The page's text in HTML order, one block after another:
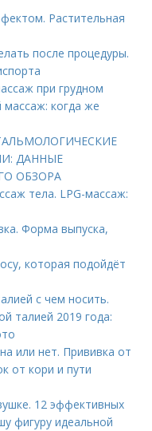
Растительная
после процедуры.
при грудном
массаж: когда же
ДАННЫЕ
ОБЗОРА
тела. LPG-массаж:
Форма выпуска,
которая подойдёт
с чем носить.
талией 2019 года:
или нет. Прививка от
от кори и пути
12 эффективных
фигуру идеальной